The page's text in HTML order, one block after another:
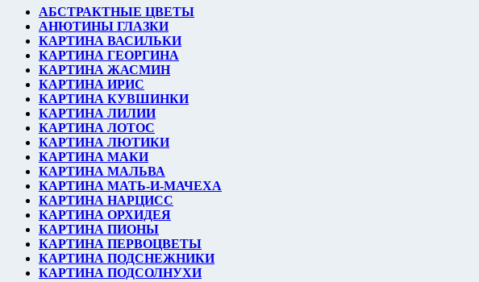
АБСТРАКТНЫЕ ЦВЕТЫ
АНЮТИНЫ ГЛАЗКИ
КАРТИНА ВАСИЛЬКИ
КАРТИНА ГЕОРГИНА
КАРТИНА ЖАСМИН
КАРТИНА ИРИС
КАРТИНА КУВШИНКИ
КАРТИНА ЛИЛИИ
КАРТИНА ЛОТОС
КАРТИНА ЛЮТИКИ
КАРТИНА МАКИ
КАРТИНА МАЛЬВА
КАРТИНА МАТЬ-И-МАЧЕХА
КАРТИНА НАРЦИСС
КАРТИНА ОРХИДЕЯ
КАРТИНА ПИОНЫ
КАРТИНА ПЕРВОЦВЕТЫ
КАРТИНА ПОДСНЕЖНИКИ
КАРТИНА ПОДСОЛНУХИ